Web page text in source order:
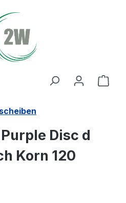
Disc d
Korn 120